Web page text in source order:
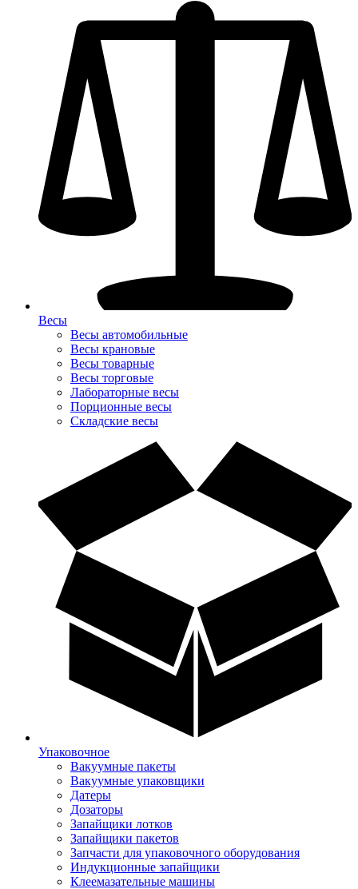
Весы
Весы автомобильные
Весы крановые
Весы товарные
Весы торговые
Лабораторные весы
Порционные весы
Складские весы
Упаковочное
Вакуумные пакеты
Вакуумные упаковщики
Датеры
Дозаторы
Запайщики лотков
Запайщики пакетов
Запчасти для упаковочного оборудования
Индукционные запайщики
Клеемазательные машины